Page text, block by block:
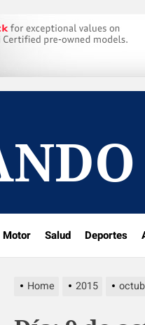
Motor Salud Deportes
Home 2015